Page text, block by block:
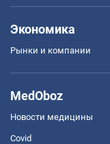
Экономика
Рынки и компании
MedOboz
Новости медицины
Covid